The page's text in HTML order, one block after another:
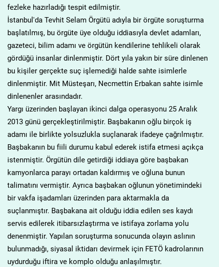
fezleke hazırladığı tespit edilmiştir.
İstanbul'da Tevhit Selam Örgütü adıyla bir örgüte soruşturma
başlatılmış, bu örgüte üye olduğu iddiasıyla devlet adamları,
gazeteci, bilim adamı ve örgütün kendilerine tehlikeli olarak
gördüğü insanlar dinlenmiştir. Dört yıla yakın bir süre dinlenen
bu kişiler gerçekte suç işlemediği halde sahte isimlerle
dinlenmiştir. Mit Müsteşarı, Necmettin Erbakan sahte isimle
dinlenenler arasındadır.
Yargı üzerinden başlayan ikinci dalga operasyonu 25 Aralık
2013 günü gerçekleştirilmiştir. Başbakanın oğlu birçok iş
adamı ile birlikte yolsuzlukla suçlanarak ifadeye çağrılmıştır.
Başbakanın bu fiili durumu kabul ederek istifa etmesi açıkça
istenmiştir. Örgütün dile getirdiği iddiaya göre başbakan
kamyonlarca parayı ortadan kaldırmış ve oğluna bunun
talimatını vermiştir. Ayrıca başbakan oğlunun yönetimindeki
bir vakfa işadamları üzerinden para aktarmakla da
suçlanmıştır. Başbakana ait olduğu iddia edilen ses kaydı
servis edilerek itibarsızlaştırma ve istifaya zorlama yolu
denenmiştir. Yapılan soruşturma sonucunda olayın aslının
bulunmadığı, siyasal iktidarı devirmek için FETÖ kadrolarının
uydurduğu iftira ve komplo olduğu anlaşılmıştır.